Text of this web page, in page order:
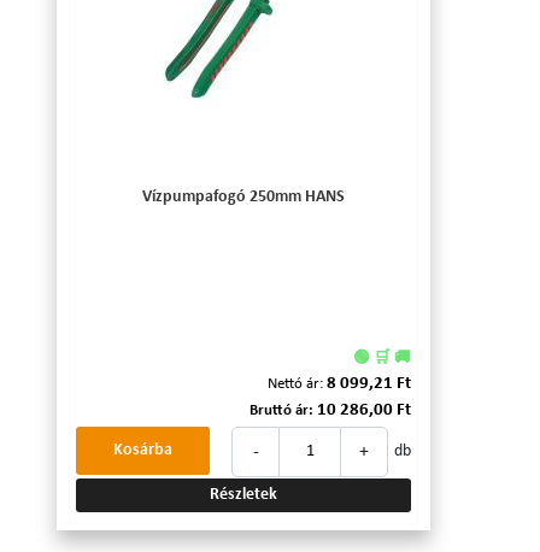
Vízpumpafogó 250mm HANS
🟢 🛒 🚚
Nettó ár: 8 099,21 Ft
Bruttó ár: 10 286,00 Ft
- + db
Kosárba
Részletek